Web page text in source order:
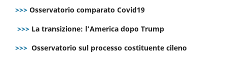
>>> Osservatorio comparato Covid19
>>> La transizione: l’America dopo Trump
>>> Osservatorio sul processo costituente cileno